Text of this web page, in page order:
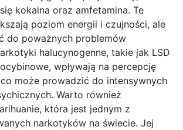
kokaina oraz amfetamina. Te
poziom energii i czujności, ale
do poważnych problemów
halucynogenne, takie jak LSD
wpływają na percepcję
może prowadzić do intensywnych
Warto również
która jest jednym z
narkotyków na świecie. Jej